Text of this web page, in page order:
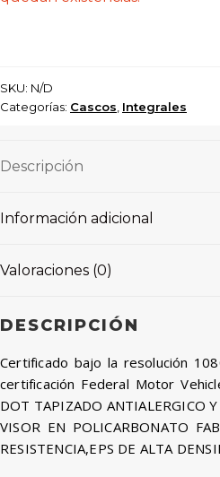
SKU: N/D
Categorías: Cascos Integrales
Descripción
Información adicional
Valoraciones (0)
DESCRIPCIÓN
Certificado bajo la resolución
certificación Federal Motor
DOT TAPIZADO ANTIALERGICO
VISOR EN POLICARBONATO
RESISTENCIA,EPS DE ALTA